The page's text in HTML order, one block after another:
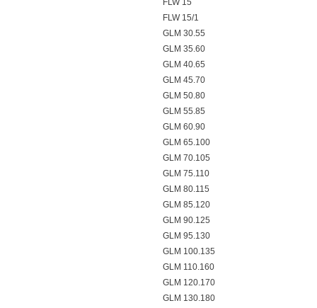
FLW 15
FLW 15/1
GLM 30.55
GLM 35.60
GLM 40.65
GLM 45.70
GLM 50.80
GLM 55.85
GLM 60.90
GLM 65.100
GLM 70.105
GLM 75.110
GLM 80.115
GLM 85.120
GLM 90.125
GLM 95.130
GLM 100.135
GLM 110.160
GLM 120.170
GLM 130.180